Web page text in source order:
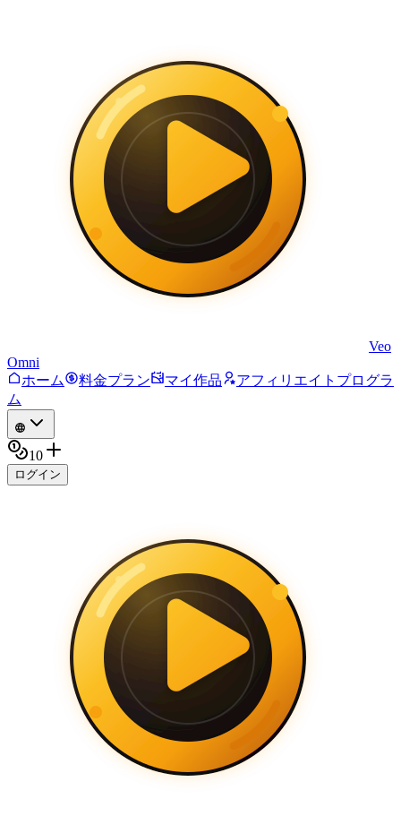
Veo
Omni
ホーム
料金プラン マイ作品
アフィリエイトプログラ
ム
10
ログイン